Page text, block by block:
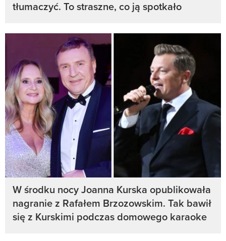
tłumaczyć. To straszne, co ją spotkało
W środku nocy Joanna Kurska opublikowała
nagranie z Rafałem Brzozowskim. Tak bawił
się z Kurskimi podczas domowego karaoke